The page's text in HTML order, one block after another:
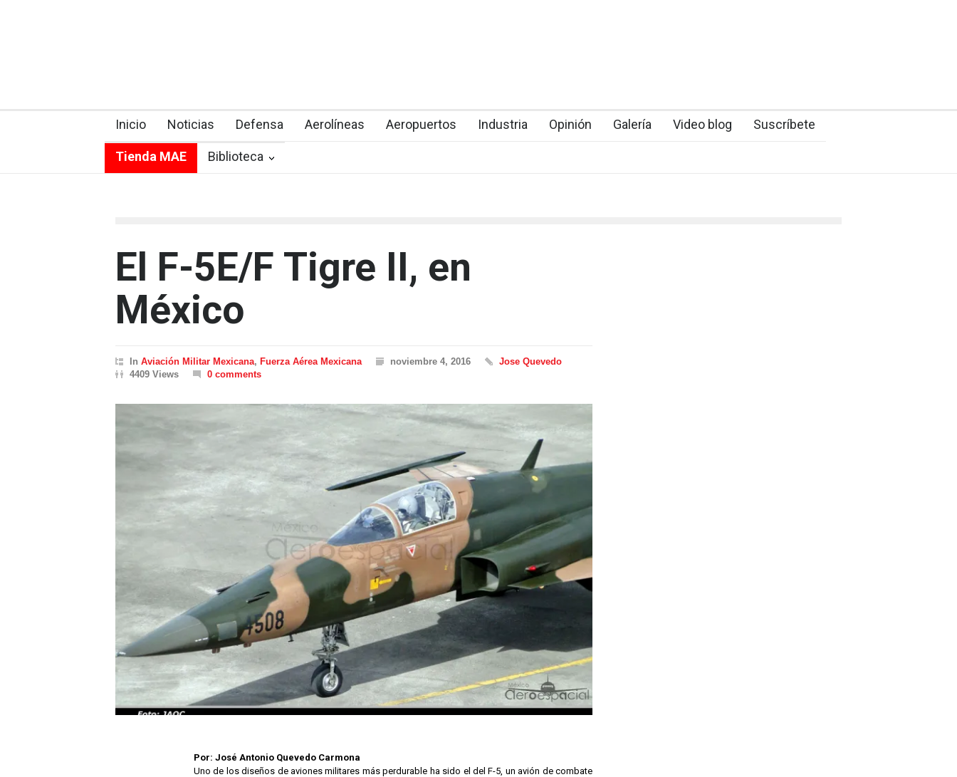
Inicio Noticias Defensa Aerolíneas Aeropuertos Industria Opinión Galería Video blog Suscríbete
Tienda MAE Biblioteca
El F-5E/F Tigre II, en
México
In Aviación Militar Mexicana, Fuerza Aérea Mexicana noviembre 4, 2016
Jose Quevedo
4409 Views
0 comments
Por: José Antonio Quevedo Carmona
Uno de los diseños de aviones militares más perdurable ha sido el del F-5, un avión de combate